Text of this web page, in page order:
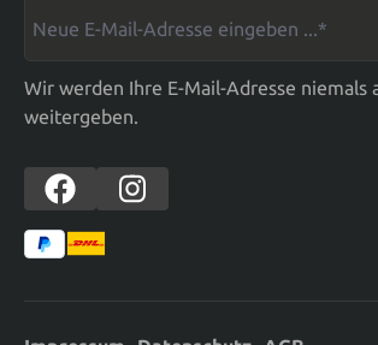
Wir werden Ihre E-Mail-Adresse niemals
weitergeben.